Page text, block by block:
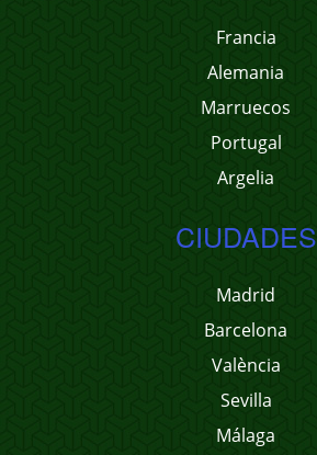
Francia
Alemania
Marruecos
Portugal
Argelia
CIUDADES
Madrid
Barcelona
València
Sevilla
Málaga